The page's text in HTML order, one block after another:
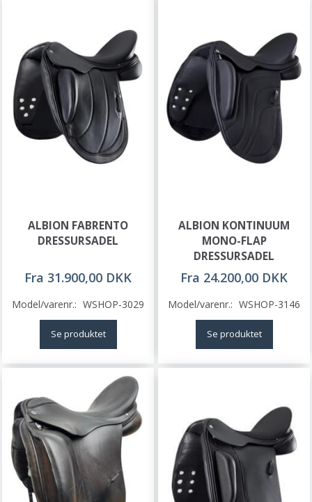
ALBION FABRENTO
DRESSURSADEL
Fra 31.900,00 DKK
Model/varenr.: WSHOP-3029
Se produktet
ALBION KONTINUUM
MONO-FLAP
DRESSURSADEL
Fra 24.200,00 DKK
Model/varenr.: WSHOP-3146
Se produktet